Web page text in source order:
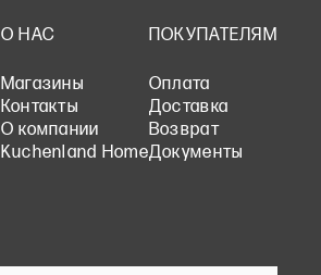
О НАС
Магазины
Контакты
О компании
Kuchenland Home
ПОКУПАТЕЛЯМ
Оплата
Доставка
Возврат
Документы